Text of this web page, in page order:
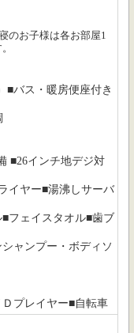
のお子様は各お部屋1
■バス・暖房便座付き
■26インチ地デジ対
イヤー■湯沸しサーバ
フェイスタオル■歯ブ
ャンプー・ボディソ
プレイヤー■自転車